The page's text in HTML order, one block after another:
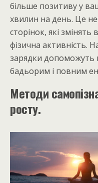
більше позитиву у
хвилин на день. Це
сторінок, які змінять
фізична активність.
зарядки допоможуть
бадьорим і повним
Методи
росту.